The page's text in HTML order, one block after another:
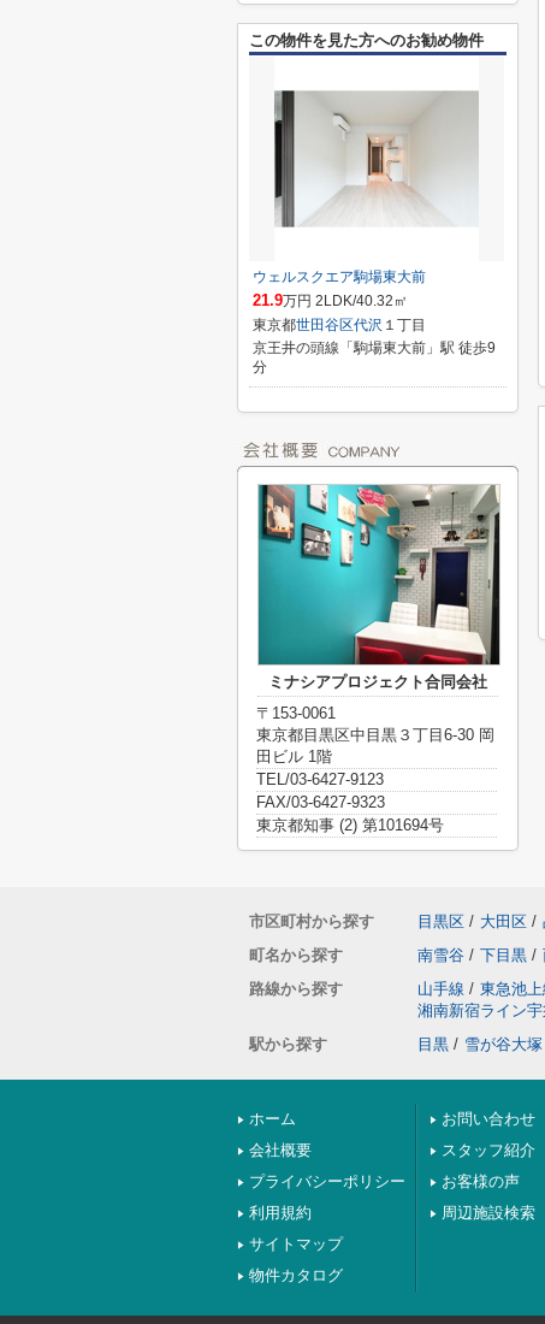
この物件を見た方へのお勧め物件
ウェルスクエア駒場東大前
21.9万円 2LDK/40.32㎡
東京都世田谷区代沢 １丁目
京王井の頭線「駒場東大前」駅 徒歩9
分
ミナシアプロジェクト合同会社
〒153-0061
東京都目黒区中目黒３丁目6-30 岡
田ビル 1階
TEL/03-6427-9123
FAX/03-6427-9323
東京都知事 (2) 第101694号
市区町村から探す 目黒区 / 大田区 /
町名から探す
南雪谷 / 下目黒 /
路線から探す
山手線 / 東急池上
湘南新宿ライン
駅から探す
目黒 / 雪が谷大塚
ホーム
会社概要
プライバシーポリシー
利用規約
サイトマップ
物件カタログ
お問い合わせ
スタッフ紹介
お客様の声
周辺施設検索